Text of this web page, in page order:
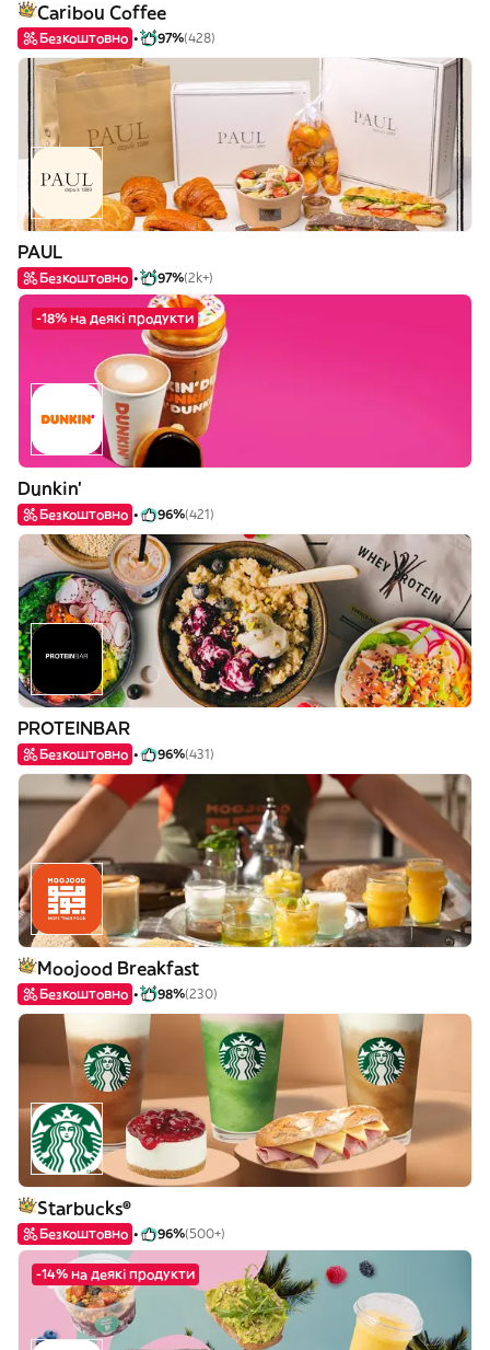
Caribou Coffee
Безкоштовно 97%(428)
PAUL
Безкоштовно 97%(2k+)
-18% на деякі продукти
Dunkin'
Безкоштовно 96%(421)
PROTEINBAR
Безкоштовно 96%(431)
Moojood Breakfast
Безкоштовно 98%(230)
Starbucks®
Безкоштовно 96%(500+)
-14% на деякі продукти